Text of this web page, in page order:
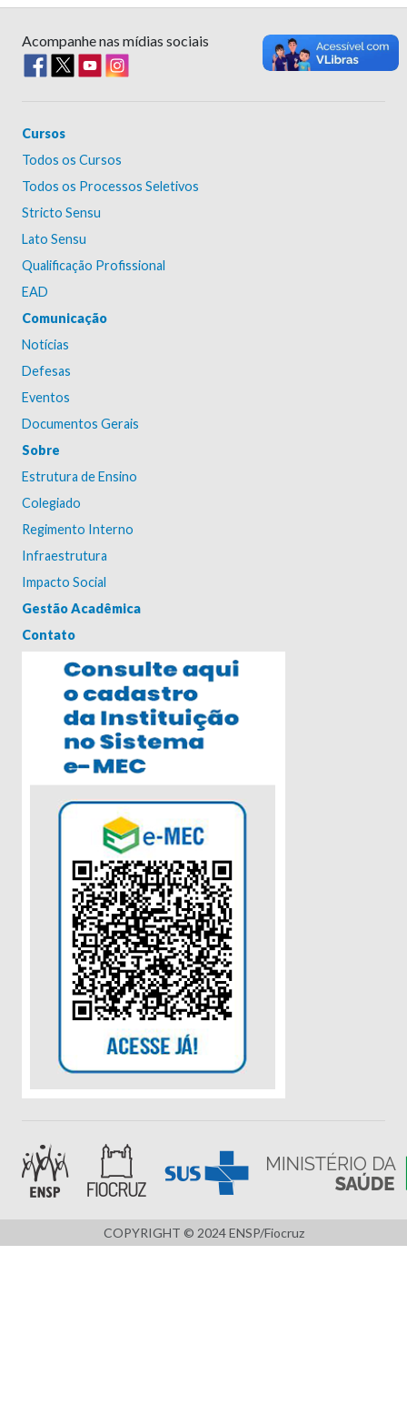
Acompanhe nas mídias sociais
Cursos
Todos os Cursos
Todos os Processos Seletivos
Stricto Sensu
Lato Sensu
Qualificação Profissional
EAD
Comunicação
Notícias
Defesas
Eventos
Documentos Gerais
Sobre
Estrutura de Ensino
Colegiado
Regimento Interno
Infraestrutura
Impacto Social
Gestão Acadêmica
Contato
COPYRIGHT © 2024 ENSP/Fiocruz